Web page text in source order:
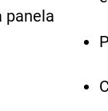
panela